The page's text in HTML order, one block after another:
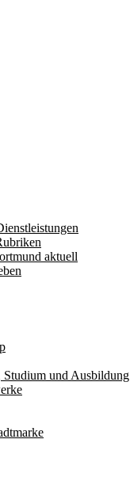
aktuell
Studium und Ausbildung